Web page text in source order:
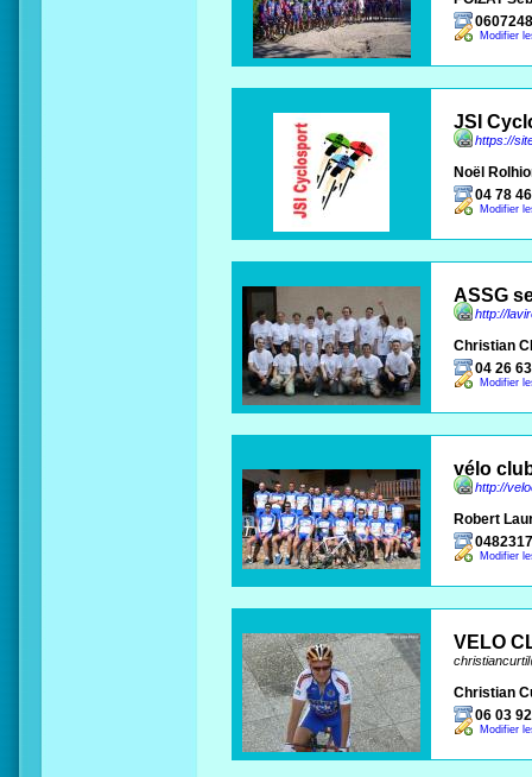
Modifier
JSI
https://
Noël
04 78
Modifier
ASSG
http://
Christian
04 26
Modifier
vélo
http://
Robert
Modifier
VELO
Christian
06 03
Modifier